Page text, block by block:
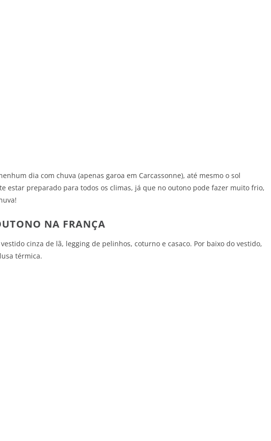
dia com chuva (apenas garoa em Carcassonne), até mesmo o sol
estar preparado para todos os climas, já que no outono pode fazer muito frio,
NA FRANÇA
cinza de lã, legging de pelinhos, coturno e casaco. Por baixo do vestido,
térmica.